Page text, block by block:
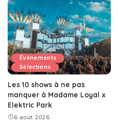
Événements
Sélections
Les 10 shows à ne pas
manquer à Madame Loyal x
Elektric Park
6 août 2026